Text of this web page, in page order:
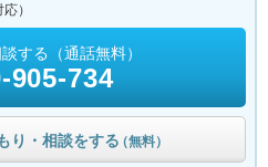
）
する（通話無料）
905-734
り・相談をする（無料）